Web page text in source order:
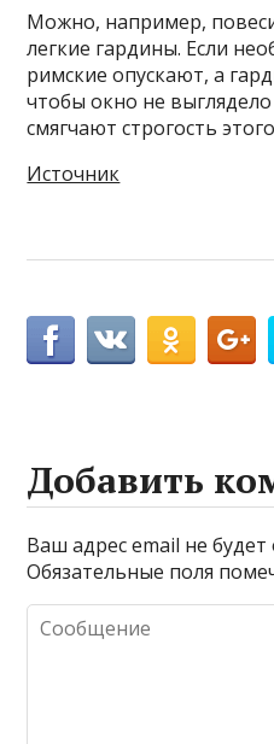
Можно, например,
легкие гардины. Если
римские опускают, а
чтобы окно не
смягчают строгость
Источник
Добавить
Ваш адрес email не будет
Обязательные поля